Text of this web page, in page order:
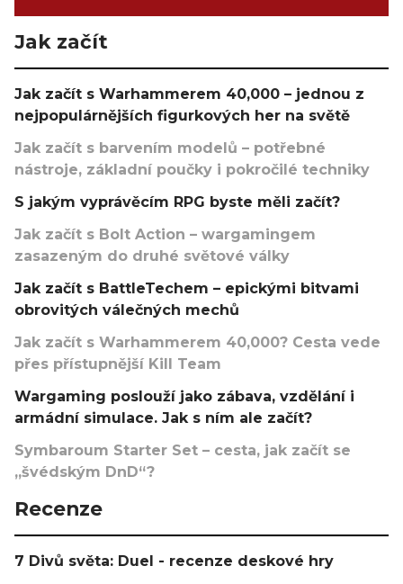
Jak začít
Jak začít s Warhammerem 40,000 – jednou z
nejpopulárnějších figurkových her na světě
Jak začít s barvením modelů – potřebné
nástroje, základní poučky i pokročilé techniky
S jakým vyprávěcím RPG byste měli začít?
Jak začít s Bolt Action – wargamingem
zasazeným do druhé světové války
Jak začít s BattleTechem – epickými bitvami
obrovitých válečných mechů
Jak začít s Warhammerem 40,000? Cesta vede
přes přístupnější Kill Team
Wargaming poslouží jako zábava, vzdělání i
armádní simulace. Jak s ním ale začít?
Symbaroum Starter Set – cesta, jak začít se
„švédským DnD“?
Recenze
7 Divů světa: Duel - recenze deskové hry